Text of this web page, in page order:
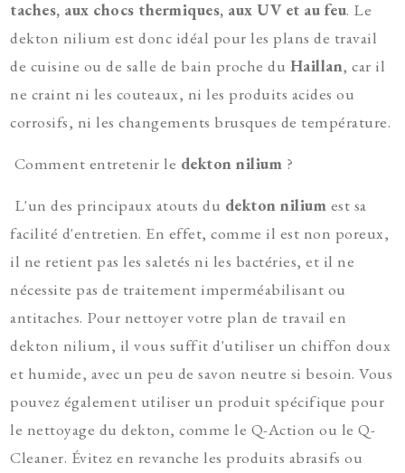
taches, aux chocs thermiques, aux UV et au feu. Le
dekton nilium est donc idéal pour les plans de travail
de cuisine ou de salle de bain proche du Haillan, car il
ne craint ni les couteaux, ni les produits acides ou
corrosifs, ni les changements brusques de température.
Comment entretenir le dekton nilium ?
L'un des principaux atouts du dekton nilium est sa
facilité d'entretien. En effet, comme il est non poreux,
il ne retient pas les saletés ni les bactéries, et il ne
nécessite pas de traitement imperméabilisant ou
antitaches. Pour nettoyer votre plan de travail en
dekton nilium, il vous suffit d'utiliser un chiffon doux
et humide, avec un peu de savon neutre si besoin. Vous
pouvez également utiliser un produit spécifique pour
le nettoyage du dekton, comme le Q-Action ou le Q-
Cleaner. Évitez en revanche les produits abrasifs ou